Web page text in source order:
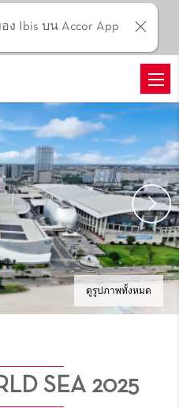
ดูรูปภาพทั้งหมด
SEA 2025
Ibis บน Accor App